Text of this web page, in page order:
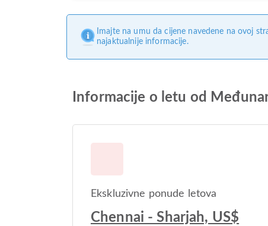
Imajte na umu da cijene navedene na ovoj
najaktualnije informacije.
Informacije o letu od
Ekskluzivne ponude letova
Chennai - Sharjah, US$